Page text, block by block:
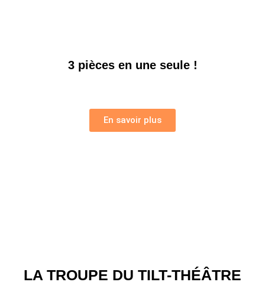
3 pièces en une seule !
En savoir plus
LA TROUPE DU TILT-THÉÂTRE